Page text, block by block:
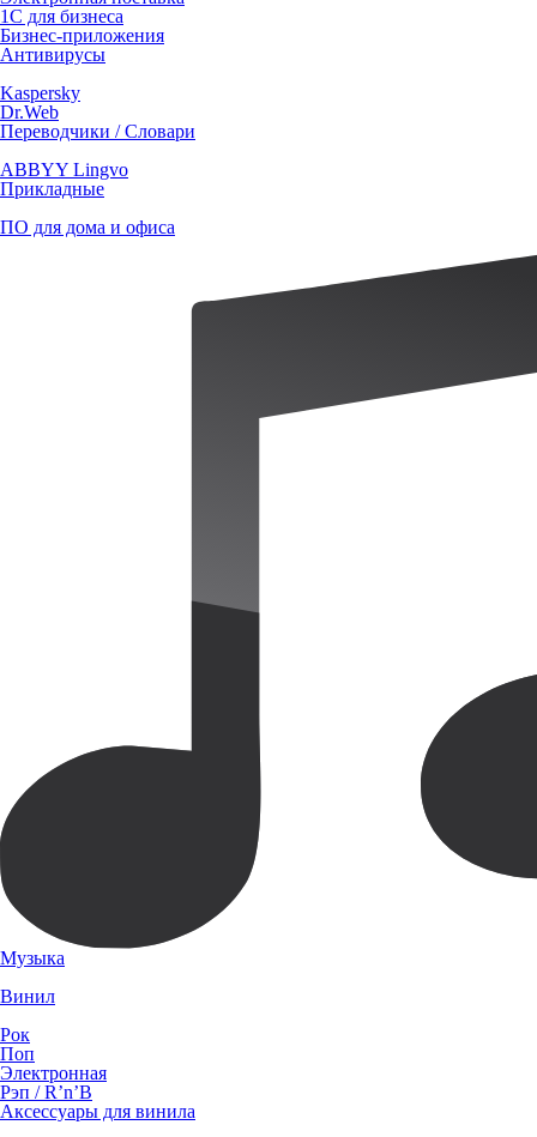
1С для бизнеса
Бизнес-приложения
Антивирусы
Kaspersky
Dr.Web
Переводчики / Словари
ABBYY Lingvo
Прикладные
ПО для дома и офиса
Музыка
Винил
Рок
Поп
Электронная
Рэп / R’n’B
Аксессуары для винила